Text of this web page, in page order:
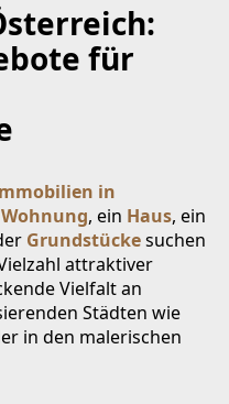
für
in
Wohnung, ein Haus, ein
Grundstückesuchen
attraktiver
Vielfalt an
Städten wie
in den malerischen